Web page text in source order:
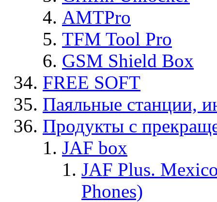
AMTPro
TFM Tool Pro
GSM Shield Box
FREE SOFT
Паяльные станции,
Продукты с
JAF box
JAF Plus.
Phones)